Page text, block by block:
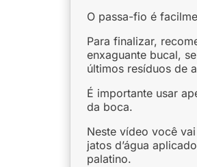
O passa-fio é
Para finalizar,
enxaguante bucal,
últimos resíduos de
É importante usar
da boca.
Neste vídeo você
jatos d’água
palatino.